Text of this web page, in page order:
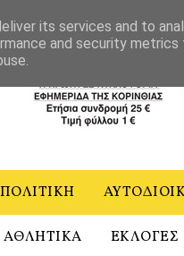
ΠΟΛΙΤΙΚΗ
ΑΘΛΗΤΙΚΑ ΕΚΛΟΓΕΣ
its services and to
and security